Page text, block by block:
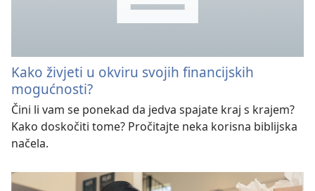
Kako živjeti u okviru svojih financijskih
mogućnosti?
Čini li vam se ponekad da jedva spajate kraj s krajem?
Kako doskočiti tome? Pročitajte neka korisna biblijska
načela.